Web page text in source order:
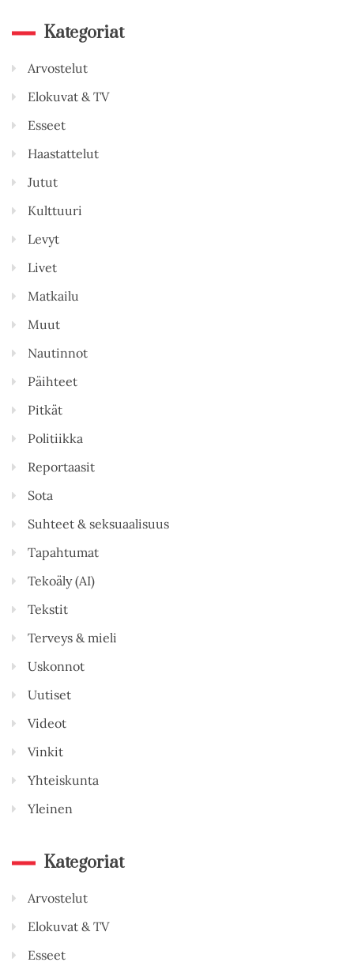
Kategoriat
Arvostelut
Elokuvat & TV
Esseet
Haastattelut
Jutut
Kulttuuri
Levyt
Livet
Matkailu
Muut
Nautinnot
Päihteet
Pitkät
Politiikka
Reportaasit
Sota
Suhteet & seksuaalisuus
Tapahtumat
Tekoäly (AI)
Tekstit
Terveys & mieli
Uskonnot
Uutiset
Videot
Vinkit
Yhteiskunta
Yleinen
Kategoriat
Arvostelut
Elokuvat & TV
Esseet